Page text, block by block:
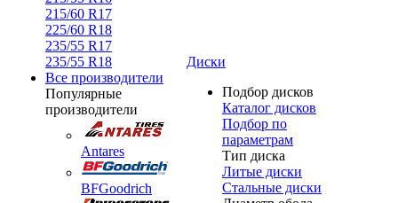
215/60 R17
225/60 R18
235/55 R17
235/55 R18
Все производители
Популярные
производители
Antares
BFGoodrich
Диски
Подбор дисков
Каталог дисков
Подбор по
параметрам
Тип диска
Литые диски
Стальные диски